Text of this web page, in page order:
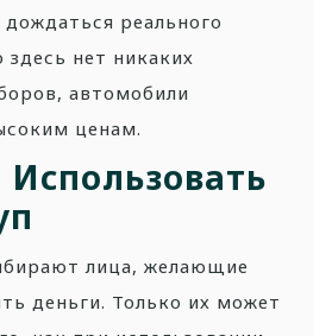
реального
здесь нет никаких
автомобили
ценам.
лица, желающие
деньги. Только их может